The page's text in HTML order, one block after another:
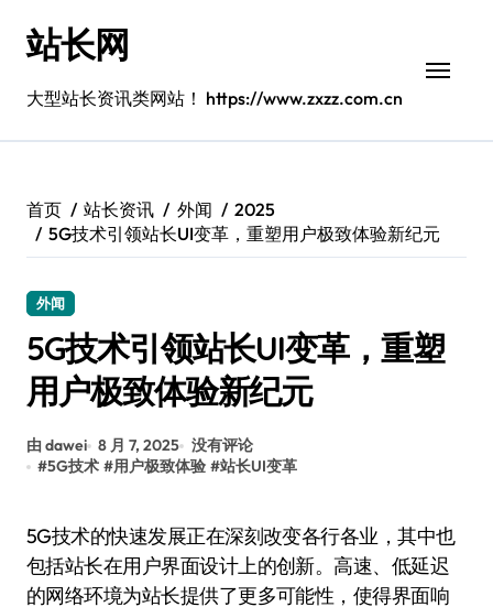
站长网
大型站长资讯类网站！ https://www.zxzz.com.cn
首页 站长资讯 外闻
2025
5G技术引领站长UI变革，重塑用户极致体验新纪元
外闻
5G技术引领站长UI变革，重塑
用户极致体验新纪元
由 dawei 8 月 7, 2025 没有评论
#5G技术 #用户极致体验 #站长UI变革
5G技术的快速发展正在深刻改变各行各业，其中也
包括站长在用户界面设计上的创新。高速、低延迟
的网络环境为站长提供了更多可能性，使得界面响